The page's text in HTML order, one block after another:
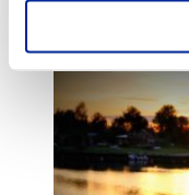
044 4494 282,